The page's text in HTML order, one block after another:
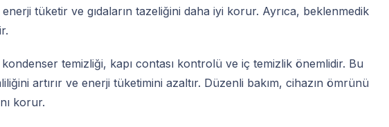
tüketir ve gıdaların tazeliğini daha iyi korur. Ayrıca, beklenmedik
kondenser temizliği, kapı contası kontrolü ve iç temizlik önemlidir. Bu
artırır ve enerji tüketimini azaltır. Düzenli bakım, cihazın ömrünü
korur.